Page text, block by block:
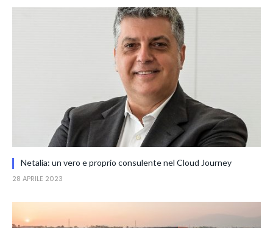
Netalia: un vero e proprio consulente nel Cloud Journey
28 APRILE 2023